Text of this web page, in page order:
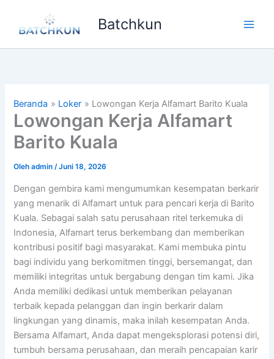
konten
Batchkun
Beranda Loker Lowongan Kerja Alfamart Barito Kuala
Lowongan Kerja Alfamart
Barito Kuala
Olehadmin/Juni 18, 2026
Dengan gembira kami mengumumkan kesempatan berkarir
yang menarik di Alfamart untuk para pencari kerja di Barito
Kuala. Sebagai salah satu perusahaan ritel terkemuka di
Indonesia, Alfamart terus berkembang dan memberikan
kontribusi positif bagi masyarakat. Kami membuka pintu
bagi individu yang berkomitmen tinggi, bersemangat, dan
memiliki integritas untuk bergabung dengan tim kami. Jika
Anda memiliki dedikasi untuk memberikan pelayanan
terbaik kepada pelanggan dan ingin berkarir dalam
lingkungan yang dinamis, maka inilah kesempatan Anda.
Bersama Alfamart, Anda dapat mengeksplorasi potensi diri,
tumbuh bersama perusahaan, dan meraih pencapaian karir